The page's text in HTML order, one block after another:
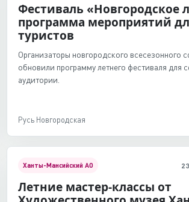
Фестиваль «Новгородское
программа мероприятий
туристов
Организаторы новгородского всесезонного
обновили программу летнего фестиваля для
аудитории.
Русь Новгородская
Ханты-Мансийский АО
Летние мастер-классы от